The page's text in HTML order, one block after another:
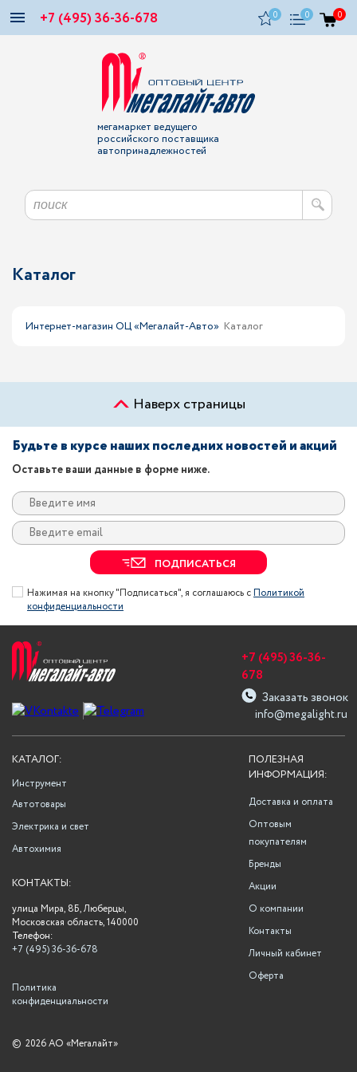
+7 (495) 36-36-678 0 0 0
мегамаркет ведущего
российского поставщика
автопринадлежностей
Каталог
Интернет-магазин ОЦ «Мегалайт-Авто» Каталог
Наверх страницы
Будьте в курсе наших последних новостей и акций
Оставьте ваши данные в форме ниже.
ПОДПИСАТЬСЯ
Нажимая на кнопку "Подписаться", я соглашаюсь сПолитикой
конфиденциальности
info@megalight.ru
+7 (495) 36-36-
678
Заказать звонок
ПОЛЕЗНАЯ
ИНФОРМАЦИЯ:
Доставка и оплата
Оптовым
покупателям
Бренды
Акции
О компании
Контакты
Личный кабинет
Оферта
КАТАЛОГ:
Инструмент
Автотовары
Электрика и свет
Автохимия
КОНТАКТЫ:
улица Мира, 8Б, Люберцы,
Московская область, 140000
Телефон:
+7 (495) 36-36-678
Политика
конфиденциальности
© 2026 АО «Мегалайт»